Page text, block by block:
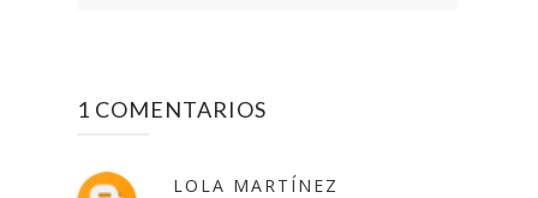
1 COMENTARIOS
LOLA MARTÍNEZ